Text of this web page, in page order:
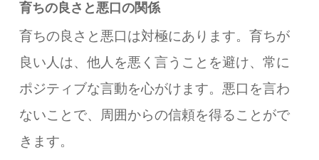
育ちの良さと悪口の関係
育ちの良さと悪口は対極にあります。育ちが
良い人は、他人を悪く言うことを避け、常に
ポジティブな言動を心がけます。悪口を言わ
ないことで、周囲からの信頼を得ることがで
きます。